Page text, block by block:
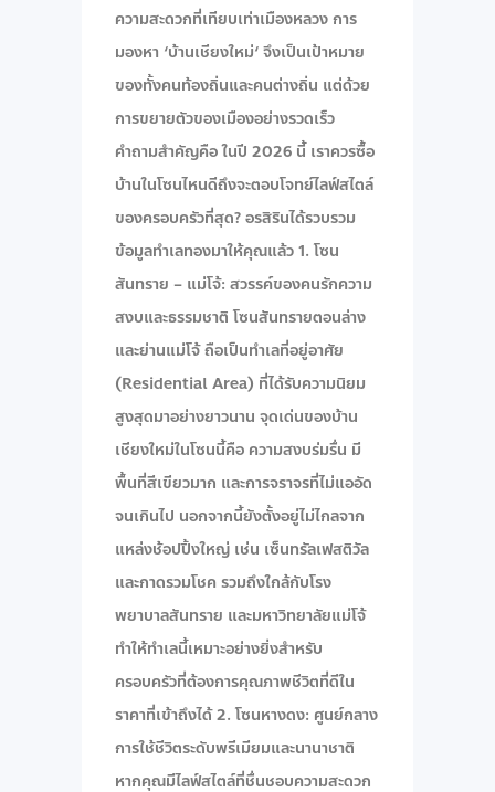
ความสะดวกที่เทียบเท่าเมืองหลวง การ
มองหา ‘บ้านเชียงใหม่‘ จึงเป็นเป้าหมาย
ของทั้งคนท้องถิ่นและคนต่างถิ่น แต่ด้วย
การขยายตัวของเมืองอย่างรวดเร็ว
คำถามสำคัญคือ ในปี 2026 นี้ เราควรซื้อ
บ้านในโซนไหนดีถึงจะตอบโจทย์ไลฟ์สไตล์
ของครอบครัวที่สุด? อรสิรินได้รวบรวม
ข้อมูลทำเลทองมาให้คุณแล้ว 1. โซน
สันทราย – แม่โจ้: สวรรค์ของคนรักความ
สงบและธรรมชาติ โซนสันทรายตอนล่าง
และย่านแม่โจ้ ถือเป็นทำเลที่อยู่อาศัย
(Residential Area) ที่ได้รับความนิยม
สูงสุดมาอย่างยาวนาน จุดเด่นของบ้าน
เชียงใหม่ในโซนนี้คือ ความสงบร่มรื่น มี
พื้นที่สีเขียวมาก และการจราจรที่ไม่แออัด
จนเกินไป นอกจากนี้ยังตั้งอยู่ไม่ไกลจาก
แหล่งช้อปปิ้งใหญ่ เช่น เซ็นทรัลเฟสติวัล
และกาดรวมโชค รวมถึงใกล้กับโรง
พยาบาลสันทราย และมหาวิทยาลัยแม่โจ้
ทำให้ทำเลนี้เหมาะอย่างยิ่งสำหรับ
ครอบครัวที่ต้องการคุณภาพชีวิตที่ดีใน
ราคาที่เข้าถึงได้ 2. โซนหางดง: ศูนย์กลาง
การใช้ชีวิตระดับพรีเมียมและนานาชาติ
หากคุณมีไลฟ์สไตล์ที่ชื่นชอบความสะดวก